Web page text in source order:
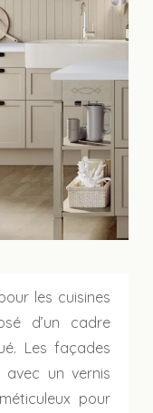
les cuisines
d’un cadre
Les façades
un vernis
pour